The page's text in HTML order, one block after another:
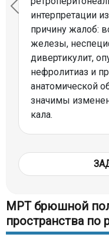
интерпретации
причину жалоб:
железы,
дивертикулит,
нефролитиаз и
анатомической
значимы
кала.
МРТ брюшной
пространства по